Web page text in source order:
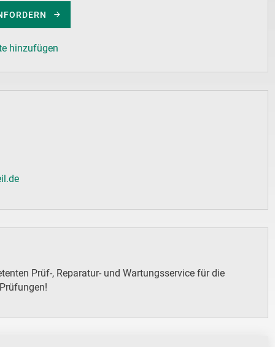
hinzufügen
Prüf-, Reparatur- und Wartungsservice für die